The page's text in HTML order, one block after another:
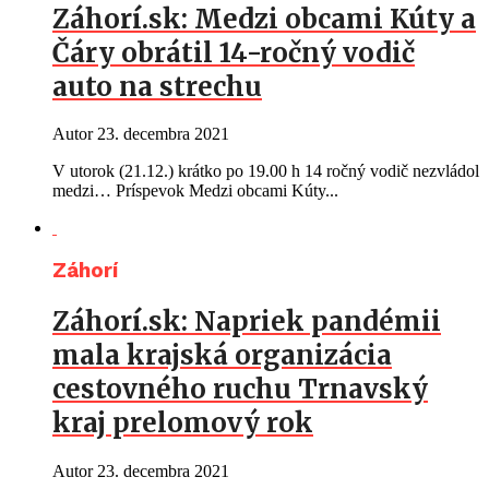
Záhorí.sk: Medzi obcami Kúty a
Čáry obrátil 14-ročný vodič
auto na strechu
Autor23. decembra 2021
V utorok (21.12.) krátko po 19.00 h 14 ročný vodič nezvládol
medzi… Príspevok Medzi obcami Kúty...
Záhorí
Záhorí.sk: Napriek pandémii
mala krajská organizácia
cestovného ruchu Trnavský
kraj prelomový rok
Autor 23. decembra 2021